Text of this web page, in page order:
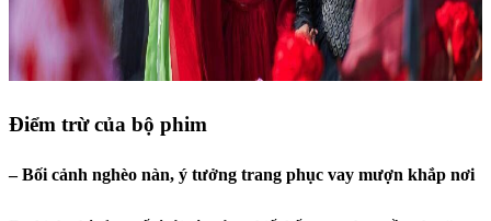
Điểm trừ của bộ phim
– Bối cảnh nghèo nàn, ý tưởng trang phục vay mượn khắp nơi